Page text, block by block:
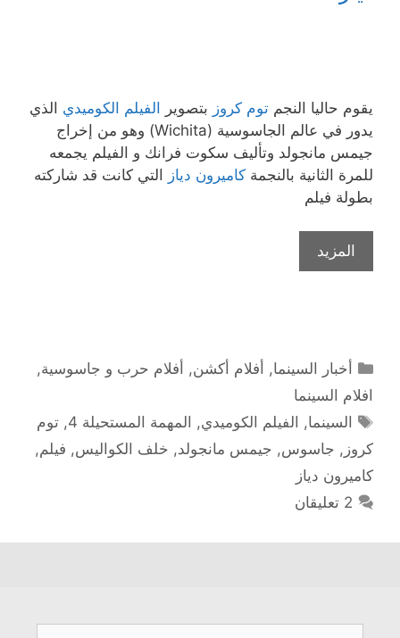
يقوم حاليا النجم توم كروز بتصوير الفيلم الكوميدي الذي
يدور في عالم الجاسوسية (Wichita) وهو من إخراج
جيمس مانجولد وتأليف سكوت فرانك و الفيلم يجمعه
للمرة الثانية بالنجمة كاميرون دياز التي كانت قد شاركته
بطولة فيلم
المزيد
التصنيفات
أخبار السينما, أفلام أكشن, أفلام حرب و جاسوسية,
افلام السينما
الوسوم
السينما, الفيلم الكوميدي, المهمة المستحيلة 4 ,توم
كروز , جاسوس, جيمس مانجولد, خلف الكواليس, فيلم,
كاميرون دياز
2 تعليقان